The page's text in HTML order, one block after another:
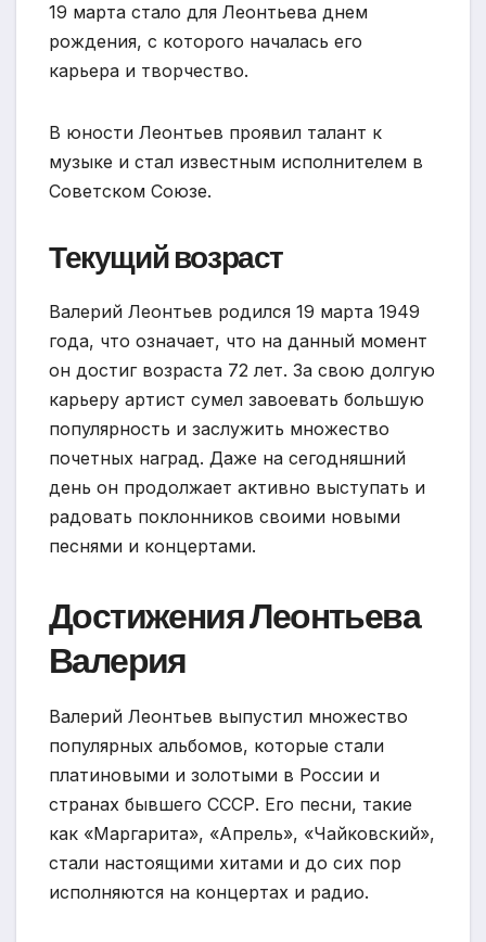
19 марта стало для Леонтьева днем
рождения, с которого началась его
карьера и творчество.
В юности Леонтьев проявил талант к
музыке и стал известным исполнителем в
Советском Союзе.
Текущий возраст
Валерий Леонтьев родился 19 марта 1949
года, что означает, что на данный момент
он достиг возраста 72 лет. За свою долгую
карьеру артист сумел завоевать большую
популярность и заслужить множество
почетных наград. Даже на сегодняшний
день он продолжает активно выступать и
радовать поклонников своими новыми
песнями и концертами.
Достижения Леонтьева
Валерия
Валерий Леонтьев выпустил множество
популярных альбомов, которые стали
платиновыми и золотыми в России и
странах бывшего СССР. Его песни, такие
как «Маргарита», «Апрель», «Чайковский»,
стали настоящими хитами и до сих пор
исполняются на концертах и радио.